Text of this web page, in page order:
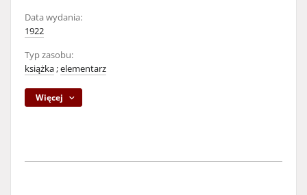
Data wydania:
1922
Typ zasobu:
książka;elementarz
Więcej